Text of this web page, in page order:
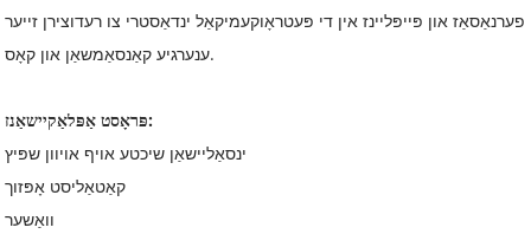
פערנאַסאַז און פּייפּליינז אין די פּעטראָוקעמיקאַל ינדאַסטרי צו רעדוצירן זייער
ענערגיע קאַנסאַמשאַן און קאָס.
פּראָסט אַפּלאַקיישאַנז:
ינסאַליישאַן שיכטע אויף אויוון שפּיץ
קאַטאַליסט אָפּזוך
וואַשער